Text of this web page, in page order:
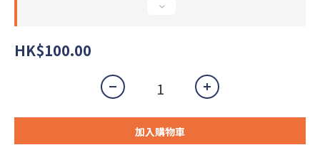
HK$100.00
加入購物車